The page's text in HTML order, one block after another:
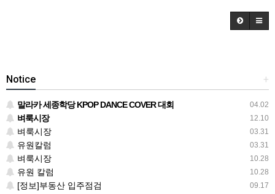
+
Notice
04.02
말라카 세종학당 KPOP DANCE COVER 대회
12.10
벼룩시장
03.31
벼룩시장
03.31
유원칼럼
10.28
벼룩시장
10.28
유원 칼럼
09.17
[정보]부동산 입주점검